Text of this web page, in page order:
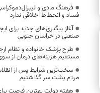
فرهنگ مادی و
فساد و انحطاط اخلاقی ندارد
آغاز پیگیری‌های جدید برای
صنعتی در خراسان جنوبی
طرح پزشک خانواده و نظام
مستقیم هزینه‌های درمان از
سخت‌ترین شرایط پس از انقلاب
مردم پشت سر گذاشتیم
هفته دولت بهترین فرصت